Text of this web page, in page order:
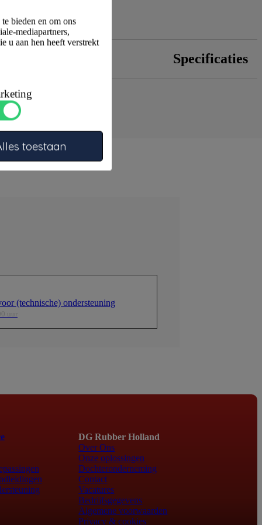
Specificaties
(technische) ondersteuning
uur
DG Rubber Holland
Over Ons
Onze oplossingen
Dochteronderneming
Contact
Vacatures
Bedrijfsgegevens
Algemene voorwaarden
Privacy & cookies
bieden en om ons
mediapartners,
u aan hen heeft verstrekt
toestaan